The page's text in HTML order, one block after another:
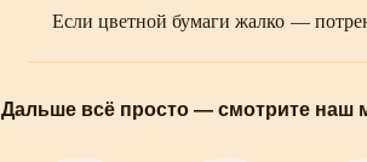
Если цветной бумаги жалко —
Дальше всё просто — смотрите наш